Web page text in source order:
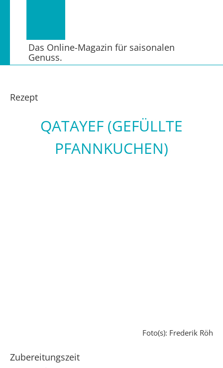
Das Online-Magazin für saisonalen
Genuss.
Rezept
QATAYEF (GEFÜLLTE
PFANNKUCHEN)
Foto(s): Frederik Röh
Zubereitungszeit